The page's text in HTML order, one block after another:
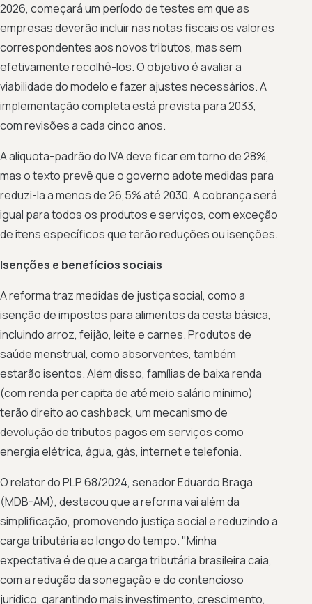
2026, começará um período de testes em que as
empresas deverão incluir nas notas fiscais os valores
correspondentes aos novos tributos, mas sem
efetivamente recolhê-los. O objetivo é avaliar a
viabilidade do modelo e fazer ajustes necessários. A
implementação completa está prevista para 2033,
com revisões a cada cinco anos.
A alíquota-padrão do IVA deve ficar em torno de 28%,
mas o texto prevê que o governo adote medidas para
reduzi-la a menos de 26,5% até 2030. A cobrança será
igual para todos os produtos e serviços, com exceção
de itens específicos que terão reduções ou isenções.
Isenções e benefícios sociais
A reforma traz medidas de justiça social, como a
isenção de impostos para alimentos da cesta básica,
incluindo arroz, feijão, leite e carnes. Produtos de
saúde menstrual, como absorventes, também
estarão isentos. Além disso, famílias de baixa renda
(com renda per capita de até meio salário mínimo)
terão direito ao cashback, um mecanismo de
devolução de tributos pagos em serviços como
energia elétrica, água, gás, internet e telefonia.
O relator do PLP 68/2024, senador Eduardo Braga
(MDB-AM), destacou que a reforma vai além da
simplificação, promovendo justiça social e reduzindo a
carga tributária ao longo do tempo. "Minha
expectativa é de que a carga tributária brasileira caia,
com a redução da sonegação e do contencioso
jurídico, garantindo mais investimento, crescimento,